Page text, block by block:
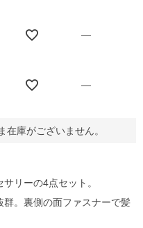
—
—
庫がございません。
リーの4点セット。
。裏側の面ファスナーで髪